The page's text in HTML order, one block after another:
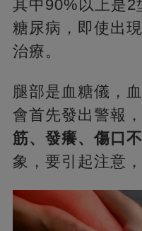
其中90%以上是2
糖尿病，即使出
治療。
腿部是血糖儀，
會首先發出警報
筋、發癢、傷口
象，要引起注意